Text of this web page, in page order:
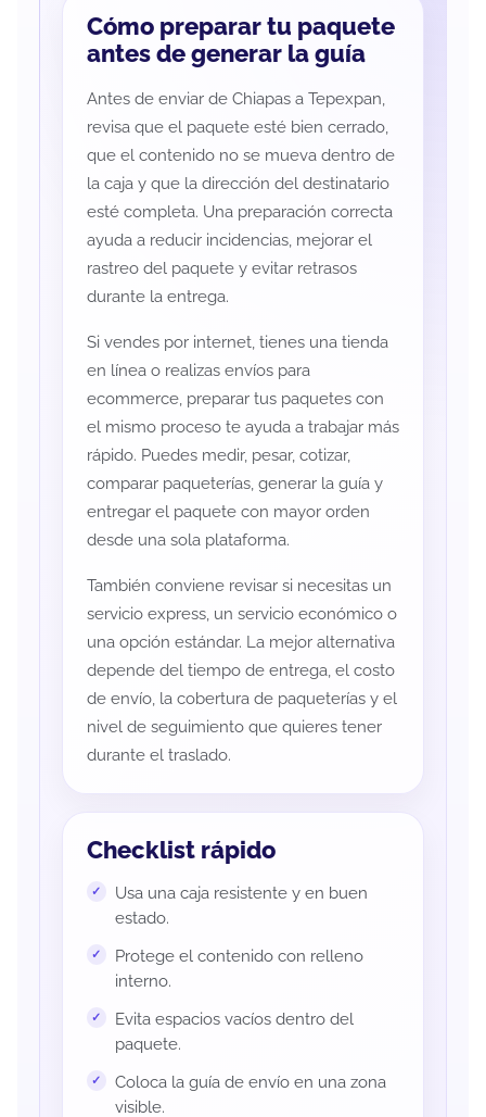
Cómo preparar tu paquete
antes de generar la guía
Antes de enviar de Chiapas a Tepexpan,
revisa que el paquete esté bien cerrado,
que el contenido no se mueva dentro de
la caja y que la dirección del destinatario
esté completa. Una preparación correcta
ayuda a reducir incidencias, mejorar el
rastreo del paquete y evitar retrasos
durante la entrega.
Si vendes por internet, tienes una tienda
en línea o realizas envíos para
ecommerce, preparar tus paquetes con
el mismo proceso te ayuda a trabajar más
rápido. Puedes medir, pesar, cotizar,
comparar paqueterías, generar la guía y
entregar el paquete con mayor orden
desde una sola plataforma.
También conviene revisar si necesitas un
servicio express, un servicio económico o
una opción estándar. La mejor alternativa
depende del tiempo de entrega, el costo
de envío, la cobertura de paqueterías y el
nivel de seguimiento que quieres tener
durante el traslado.
Checklist rápido
Usa una caja resistente y en buen
estado.
Protege el contenido con relleno
interno.
Evita espacios vacíos dentro del
paquete.
Coloca la guía de envío en una zona
visible.